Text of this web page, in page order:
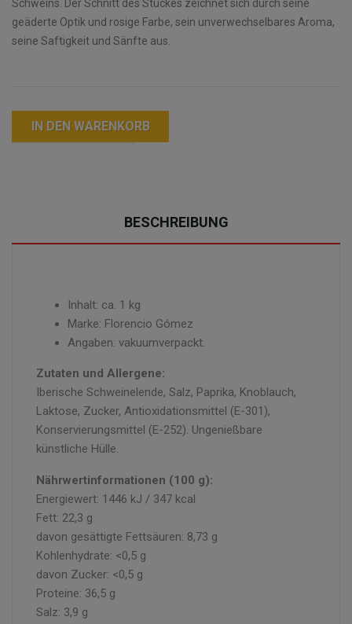
Schweins. Der Schnitt des Stückes zeichnet sich durch seine
geäderte Optik und rosige Farbe, sein unverwechselbares Aroma,
seine Saftigkeit und Sänfte aus.
IN DEN WARENKORB
BESCHREIBUNG
Inhalt: ca. 1 kg
Marke: Florencio Gómez
Angaben: vakuumverpackt.
Zutaten und Allergene:
Iberische Schweinelende, Salz, Paprika, Knoblauch,
Laktose, Zucker, Antioxidationsmittel (E-301),
Konservierungsmittel (E-252). Ungenießbare
künstliche Hülle.
Nährwertinformationen (100 g):
Energiewert: 1446 kJ / 347 kcal
Fett: 22,3 g
davon gesättigte Fettsäuren: 8,73 g
Kohlenhydrate: <0,5 g
davon Zucker: <0,5 g
Proteine: 36,5 g
Salz: 3,9 g